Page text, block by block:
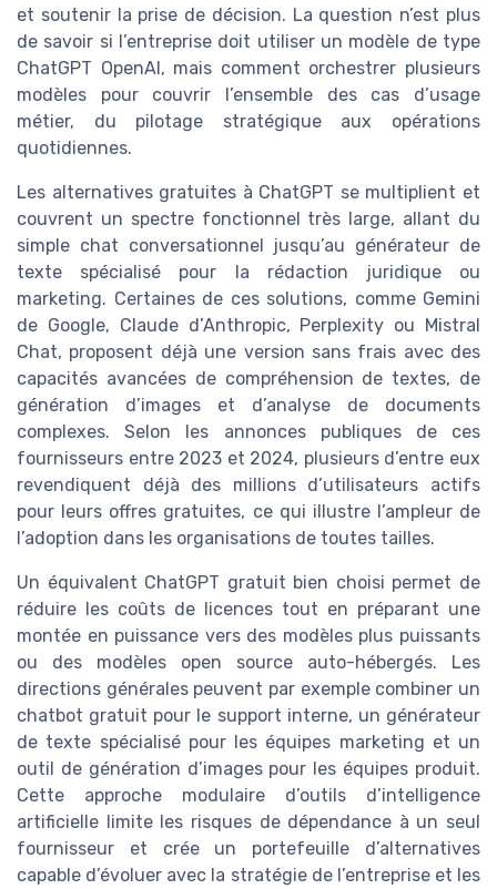
et soutenir la prise de décision. La question n’est plus
de savoir si l’entreprise doit utiliser un modèle de type
ChatGPT OpenAI, mais comment orchestrer plusieurs
modèles pour couvrir l’ensemble des cas d’usage
métier, du pilotage stratégique aux opérations
quotidiennes.
Les alternatives gratuites à ChatGPT se multiplient et
couvrent un spectre fonctionnel très large, allant du
simple chat conversationnel jusqu’au générateur de
texte spécialisé pour la rédaction juridique ou
marketing. Certaines de ces solutions, comme Gemini
de Google, Claude d’Anthropic, Perplexity ou Mistral
Chat, proposent déjà une version sans frais avec des
capacités avancées de compréhension de textes, de
génération d’images et d’analyse de documents
complexes. Selon les annonces publiques de ces
fournisseurs entre 2023 et 2024, plusieurs d’entre eux
revendiquent déjà des millions d’utilisateurs actifs
pour leurs offres gratuites, ce qui illustre l’ampleur de
l’adoption dans les organisations de toutes tailles.
Un équivalent ChatGPT gratuit bien choisi permet de
réduire les coûts de licences tout en préparant une
montée en puissance vers des modèles plus puissants
ou des modèles open source auto-hébergés. Les
directions générales peuvent par exemple combiner un
chatbot gratuit pour le support interne, un générateur
de texte spécialisé pour les équipes marketing et un
outil de génération d’images pour les équipes produit.
Cette approche modulaire d’outils d’intelligence
artificielle limite les risques de dépendance à un seul
fournisseur et crée un portefeuille d’alternatives
capable d’évoluer avec la stratégie de l’entreprise et les